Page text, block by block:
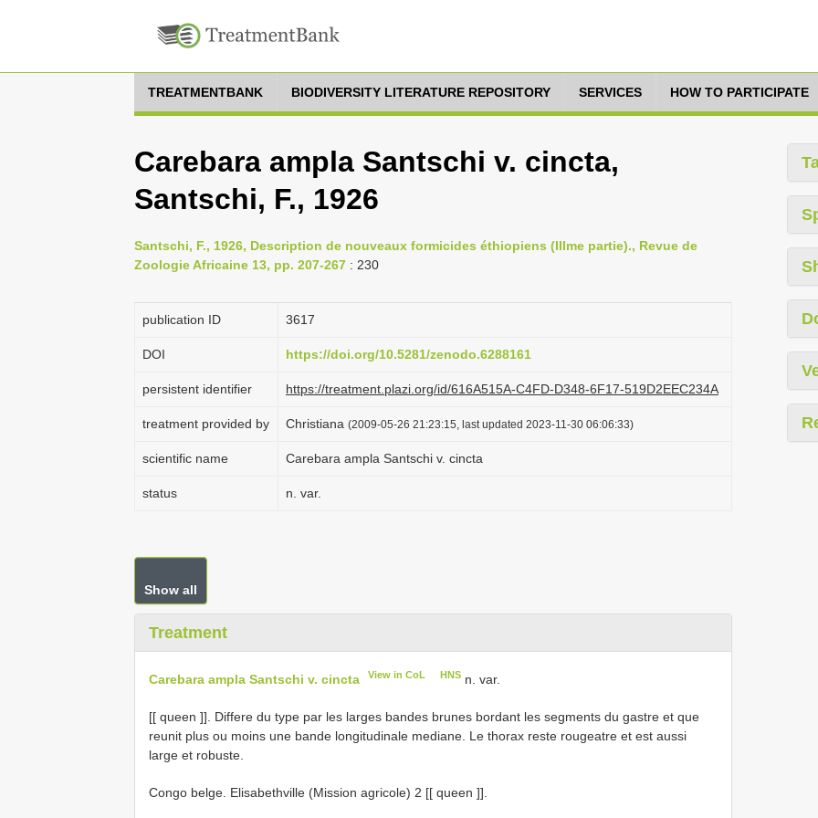
TREATMENTBANK BIODIVERSITY LITERATURE REPOSITORY SERVICES HOW TO PARTICIPATE
Carebara ampla Santschi v. cincta,
Santschi, F., 1926
Santschi, F., 1926, Description de nouveaux formicides éthiopiens (IIIme partie)., Revue de
Zoologie Africaine 13, pp. 207-267 : 230
publication ID 3617
DOI https://doi.org/10.5281/zenodo.6288161
persistent identifier https://treatment.plazi.org/id/616A515A-C4FD-D348-6F17-519D2EEC234A
treatment provided by Christiana (2009-05-26 21:23:15, last updated 2023-11-30 06:06:33)
scientific name Carebara ampla Santschi v. cincta
status n. var.
Show all
Treatment
Carebara ampla Santschi v. cincta View in CoL HNSn. var.
[[ queen ]]. Differe du type par les larges bandes brunes bordant les segments du gastre et que
reunit plus ou moins une bande longitudinale mediane. Le thorax reste rougeatre et est aussi
large et robuste.
Congo belge. Elisabethville (Mission agricole) 2 [[ queen ]].